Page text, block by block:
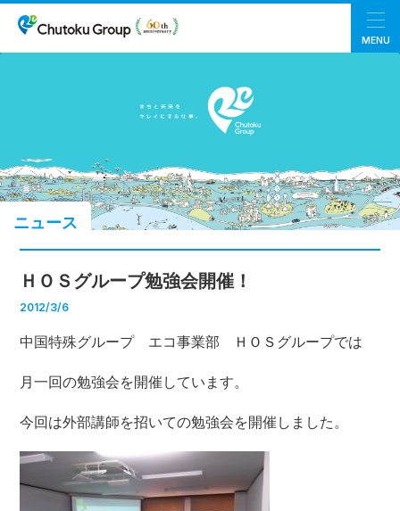
MENU
ニュース
ＨＯＳグループ勉強会開催！
2012/3/6
中国特殊グループ エコ事業部 ＨＯＳグループでは
月一回の勉強会を開催しています。
今回は外部講師を招いての勉強会を開催しました。